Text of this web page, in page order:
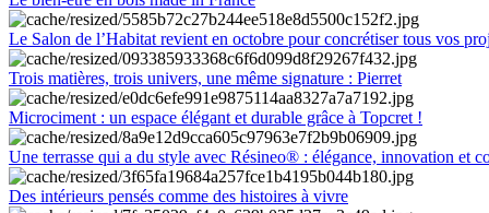
Le Salon de l’Habitat revient en octobre pour concrétiser tous vos
Trois matières, trois univers, une même signature : Pierret
Microciment : un espace élégant et durable grâce à Topcret !
Une terrasse qui a du style avec Résineo® : élégance, innovation et
Des intérieurs pensés comme des histoires à vivre